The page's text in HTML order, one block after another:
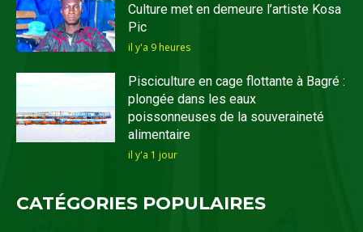
Culture met en demeure l’artiste Kosa
Pic
il y'a 9 heures
Pisciculture en cage flottante à Bagré :
plongée dans les eaux
poissonneuses de la souveraineté
alimentaire
il y'a 1 jour
CATÉGORIES POPULAIRES